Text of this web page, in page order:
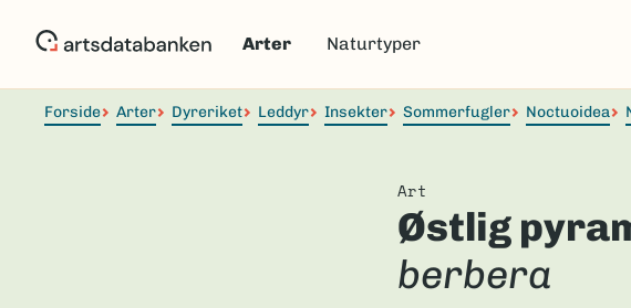
Arter Naturtyper
Forside Arter Dyreriket Leddyr Insekter Sommerfugler Noctuoidea
Art
Østlig
berbera